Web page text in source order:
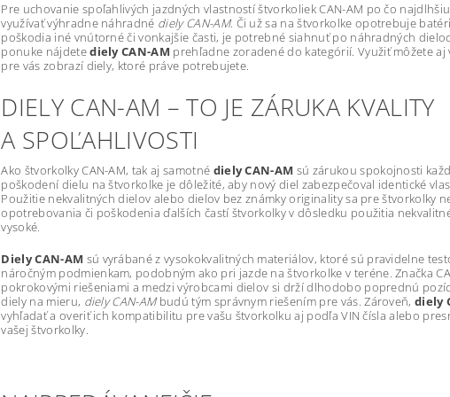
Pre uchovanie spoľahlivých jazdných vlastností štvorkoliek CAN-AM po čo
využívať výhradne náhradné diely CAN-AM. Či už sa na štvorkolke opotrebuje
poškodia iné vnútorné či vonkajšie časti, je potrebné siahnuť po náhradných
ponuke nájdetediely CAN-AM prehľadne zoradené do kategórií. Využiť môžete
pre vás zobrazí diely, ktoré práve potrebujete.
DIELY CAN-AM – TO JE ZÁRUKA KVALITY
A SPOĽAHLIVOSTI
Ako štvorkolky CAN-AM, tak aj samotné diely CAN-AM sú zárukou spokojnosti
poškodení dielu na štvorkolke je dôležité, aby nový diel zabezpečoval identické
Použitie nekvalitných dielov alebo dielov bez známky originality sa pre štvorkolky
opotrebovania či poškodenia ďalších častí štvorkolky v dôsledku použitia
vysoké.
Diely CAN-AM sú vyrábané z vysokokvalitných materiálov, ktoré sú pravidelne
náročným podmienkam, podobným ako pri jazde na štvorkolke v teréne. Značka
pokrokovými riešeniami a medzi výrobcami dielov si drží dlhodobo poprednú
diely na mieru, diely CAN-AMbudú tým správnym riešením pre vás. Zároveň,diely
vyhľadať a overiť ich kompatibilitu pre vašu štvorkolku aj podľa VIN čísla alebo
vašej štvorkolky.